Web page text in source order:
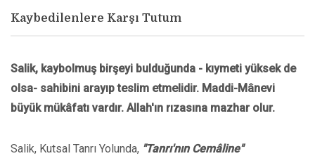
Kaybedilenlere Karşı Tutum
Salik, kaybolmuş birşeyi bulduğunda - kıymeti yüksek de
olsa- sahibini arayıp teslim etmelidir. Maddi-Mânevi
büyük mükâfatı vardır. Allah'ın rızasına mazhar olur.
Salik, Kutsal Tanrı Yolunda, "Tanrı'nın Cemâline"